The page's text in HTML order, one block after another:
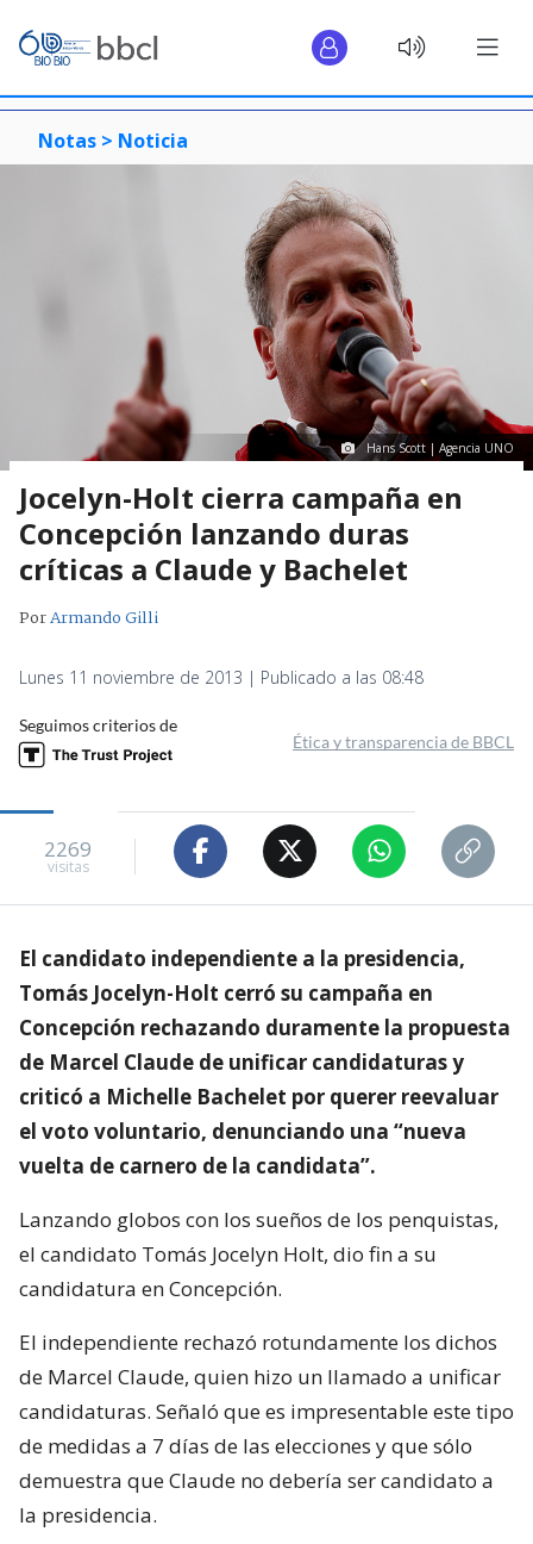
Notas > Noticia
Hans Scott | Agencia UNO
Jocelyn-Holt cierra campaña en
Concepción lanzando duras
críticas a Claude y Bachelet
PorArmando Gilli
Lunes 11 noviembre de 2013 | Publicado a las 08:48
Seguimos criterios de
Ética y transparencia de BBCL
2269
visitas
El candidato independiente a la presidencia,
Tomás Jocelyn-Holt cerró su campaña en
Concepción rechazando duramente la propuesta
de Marcel Claude de unificar candidaturas y
criticó a Michelle Bachelet por querer reevaluar
el voto voluntario, denunciando una “nueva
vuelta de carnero de la candidata”.
Lanzando globos con los sueños de los penquistas,
el candidato Tomás Jocelyn Holt, dio fin a su
candidatura en Concepción.
El independiente rechazó rotundamente los dichos
de Marcel Claude, quien hizo un llamado a unificar
candidaturas. Señaló que es impresentable este tipo
de medidas a 7 días de las elecciones y que sólo
demuestra que Claude no debería ser candidato a
la presidencia.